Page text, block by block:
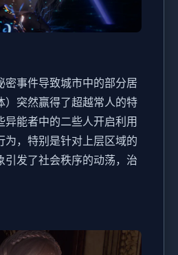
密事件导致城市中的部分居
）突然赢得了超越常人的特
异能者中的二些人开启利用
为，特别是针对上层区域的
引发了社会秩序的动荡，治